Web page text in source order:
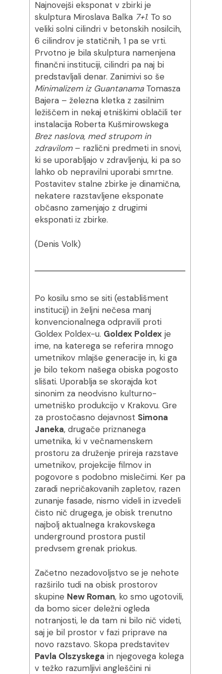
Najnovejši eksponat v zbirki je
skulptura Miroslava Balka 7+1. To so
veliki solni cilindri v betonskih nosilcih,
6 cilindrov je statičnih, 1 pa se vrti.
Prvotno je bila skulptura namenjena
finančni instituciji, cilindri pa naj bi
predstavljali denar. Zanimivi so še
Minimalizem iz GuantanamaTomasza
Bajera – železna kletka z zasilnim
ležiščem in nekaj etniškimi oblačili ter
instalacija Roberta Kušmirowskega
Brez naslova, med strupom in
zdravilom– različni predmeti in snovi,
ki se uporabljajo v zdravljenju, ki pa so
lahko ob nepravilni uporabi smrtne.
Postavitev stalne zbirke je dinamična,
nekatere razstavljene eksponate
občasno zamenjajo z drugimi
eksponati iz zbirke.
(Denis Volk)
Po kosilu smo se siti (establišment
institucij) in željni nečesa manj
konvencionalnega odpravili proti
Goldex Poldex-u. Goldex Poldex je
ime, na katerega se referira mnogo
umetnikov mlajše generacije in, ki ga
je bilo tekom našega obiska pogosto
slišati. Uporablja se skorajda kot
sinonim za neodvisno kulturno-
umetniško produkcijo v Krakovu. Gre
za prostočasno dejavnost Simona
Janeka, drugače priznanega
umetnika, ki v večnamenskem
prostoru za druženje prireja razstave
umetnikov, projekcije filmov in
pogovore s podobno mislečimi. Ker pa
zaradi nepričakovanih zapletov, razen
zunanje fasade, nismo videli in izvedeli
čisto nič drugega, je obisk trenutno
najbolj aktualnega krakovskega
underground prostora pustil
predvsem grenak priokus.
Začetno nezadovoljstvo se je nehote
razširilo tudi na obisk prostorov
skupine New Roman, ko smo ugotovili,
da bomo sicer deležni ogleda
notranjosti, le da tam ni bilo nič videti,
saj je bil prostor v fazi priprave na
novo razstavo. Skopa predstavitev
Pavla Olszyskega in njegovega kolega
v težko razumljivi angleščini ni